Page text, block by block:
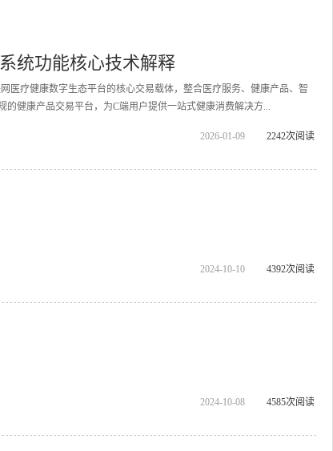
统功能核心技术解释
医疗健康数字生态平台的核心交易载体，整合医疗服务、健康产品、智
的健康产品交易平台，为C端用户提供一站式健康消费解决方...
2026-01-09 2242次阅读
2024-10-10 4392次阅读
2024-10-08 4585次阅读